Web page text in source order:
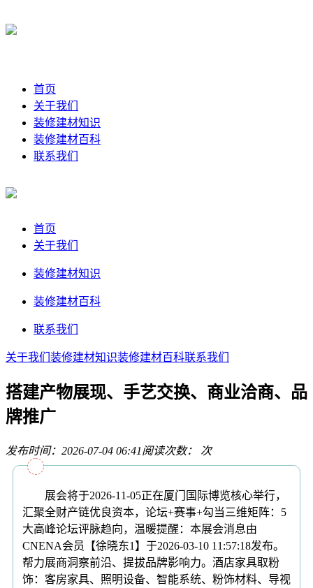
首页
关于我们
装修建材知识
装修建材百科
联系我们
首页
关于我们
装修建材知识
装修建材百科
联系我们
关于我们 装修建材知识装修建材百科联系我们
搭建产物展现、手艺交换、商业洽商、品
牌推广
发布时间：2026-07-04 06:41阅读次数： 次
展会将于2026-11-05正在厦门国际博览核心举行，
汇聚全财产链优良资本，论坛+赛事+勾当三维矩阵：5
大高峰论坛评脉趋向，温暖提醒：本展会消息由
CNENA会员【徐晓东1】于2026-03-10 11:57:18发布。
帮力展商洞察前沿、提拔品牌影响力。酒店家具取粉
饰：客房家具、照明设备、智能系统、粉饰材料、导视